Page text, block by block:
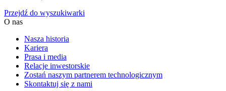
Przejdź do wyszukiwarki
O nas
Nasza historia
Kariera
Prasa i media
Relacje inwestorskie
Zostań naszym partnerem technologicznym
Skontaktuj się z nami